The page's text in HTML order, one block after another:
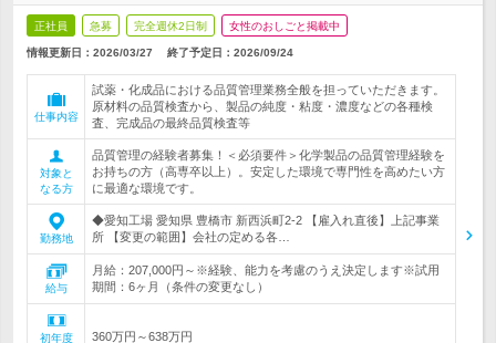
正社員 急募 完全週休2日制 女性のおしごと掲載中
情報更新日：2026/03/27 終了予定日： 2026/09/24
仕事内容
試薬・化成品における品質管理業務全般を担っていただきます。
原材料の品質検査から、製品の純度・粘度・濃度などの各種検
査、完成品の最終品質検査等
対象と
なる方
品質管理の経験者募集！＜必須要件＞化学製品の品質管理経験を
お持ちの方（高専卒以上）。安定した環境で専門性を高めたい方
に最適な環境です。
勤務地
◆愛知工場 愛知県 豊橋市 新西浜町2-2 【雇入れ直後】上記事業
所 【変更の範囲】会社の定める各…
給与
月給：207,000円～※経験、能力を考慮のうえ決定します※試用
期間：6ヶ月（条件の変更なし）
初年度
360万円～638万円